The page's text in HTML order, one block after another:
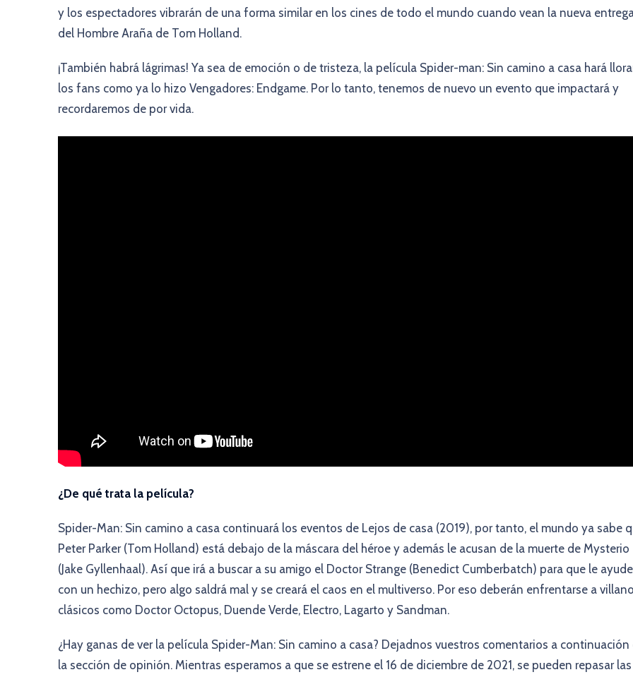
y los espectadores vibrarán de una forma similar en los cines de todo el mundo cuando vean la nueva
del Hombre Araña de Tom Holland.
¡También habrá lágrimas! Ya sea de emoción o de tristeza, la película Spider-man: Sin camino a casa hará
los fans como ya lo hizo Vengadores: Endgame. Por lo tanto, tenemos de nuevo un evento que impactará y
recordaremos de por vida.
¿De qué trata la película?
Spider-Man: Sin camino a casa continuará los eventos de Lejos de casa (2019), por tanto, el mundo ya sabe
Peter Parker (Tom Holland) está debajo de la máscara del héroe y además le acusan de la muerte de Mysterio
(Jake Gyllenhaal). Así que irá a buscar a su amigo el Doctor Strange (Benedict Cumberbatch) para que le ayude
con un hechizo, pero algo saldrá mal y se creará el caos en el multiverso. Por eso deberán enfrentarse a
clásicos como Doctor Octopus, Duende Verde, Electro, Lagarto y Sandman.
¿Hay ganas de ver la película Spider-Man: Sin camino a casa? Dejadnos vuestros comentarios a continuación
la sección de opinión. Mientras esperamos a que se estrene el 16 de diciembre de 2021, se pueden repasar las